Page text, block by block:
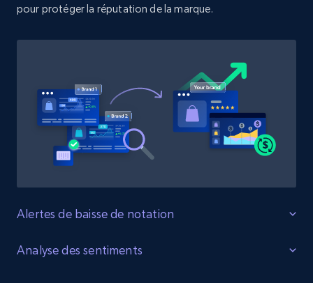
and more.
1.3K+ 175+ Commencer
Target - Discover products by specified
UPC
URL, Product id, Title, Product description,
Rating, Reviews count, Initial price, Discount,
1.3K+ 175+
pour protéger la réputation de la marque.
Alertes de baisse de notation
Protégez les évaluations des produits
Analyse des sentiments